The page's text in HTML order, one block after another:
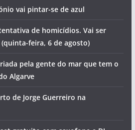
vai pintar-se de azul
de homicídios. Vai ser
feira, 6 de agosto)
pela gente do mar que tem o
Algarve
de Jorge Guerreiro na